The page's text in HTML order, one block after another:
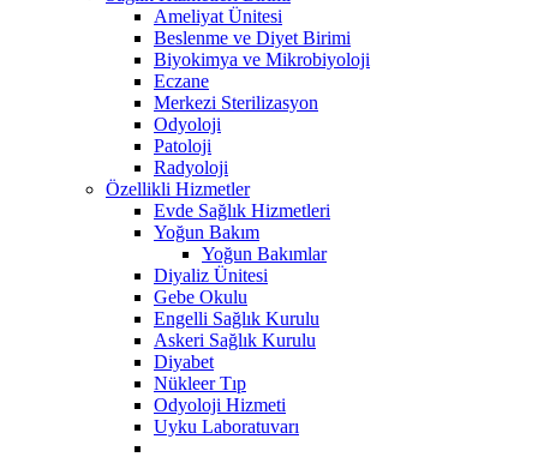
Ameliyat Ünitesi
Beslenme ve Diyet Birimi
Biyokimya ve Mikrobiyoloji
Eczane
Merkezi Sterilizasyon
Odyoloji
Patoloji
Radyoloji
Özellikli Hizmetler
Evde Sağlık Hizmetleri
Yoğun Bakım
Yoğun Bakımlar
Diyaliz Ünitesi
Gebe Okulu
Engelli Sağlık Kurulu
Askeri Sağlık Kurulu
Diyabet
Nükleer Tıp
Odyoloji Hizmeti
Uyku Laboratuvarı